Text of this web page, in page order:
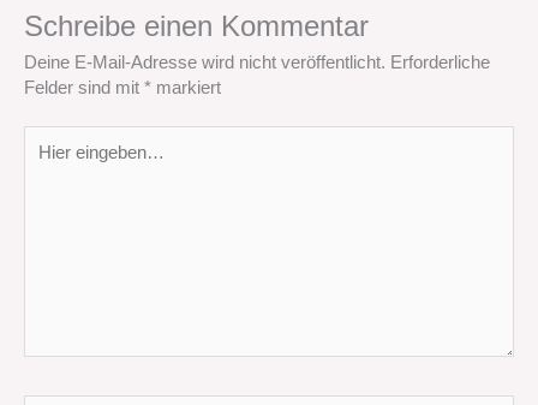
Schreibe einen Kommentar
Deine E-Mail-Adresse wird nicht veröffentlicht. Erforderliche
Felder sind mit * markiert
eingeben…